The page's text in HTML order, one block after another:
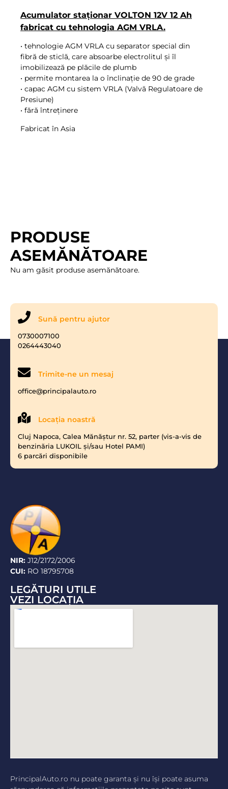
Acumulator staționar VOLTON 12V 12 Ah
fabricat cu tehnologia AGM VRLA.
• tehnologie AGM VRLA cu separator special din
fibră de sticlă, care absoarbe electrolitul și îl
imobilizează pe plăcile de plumb
• permite montarea la o înclinație de 90 de grade
• capac AGM cu sistem VRLA (Valvă Regulatoare de
Presiune)
• fără întreținere
Fabricat în Asia
PRODUSE
ASEMĂNĂTOARE
Nu am găsit produse asemănătoare.
Sună pentru ajutor
0730007100
0264443040
Trimite-ne un mesaj
office@principalauto.ro
Locaţia noastră
Cluj Napoca, Calea Mănăştur nr. 52, parter (vis-a-vis de
benzinăria LUKOIL şi/sau Hotel PAMI)
6 parcări disponibile
NIR: J12/2172/2006
CUI: RO 18795708
LEGĂTURI UTILE
VEZI LOCAŢIA
PrincipalAuto.ro nu poate garanta şi nu îşi poate asuma